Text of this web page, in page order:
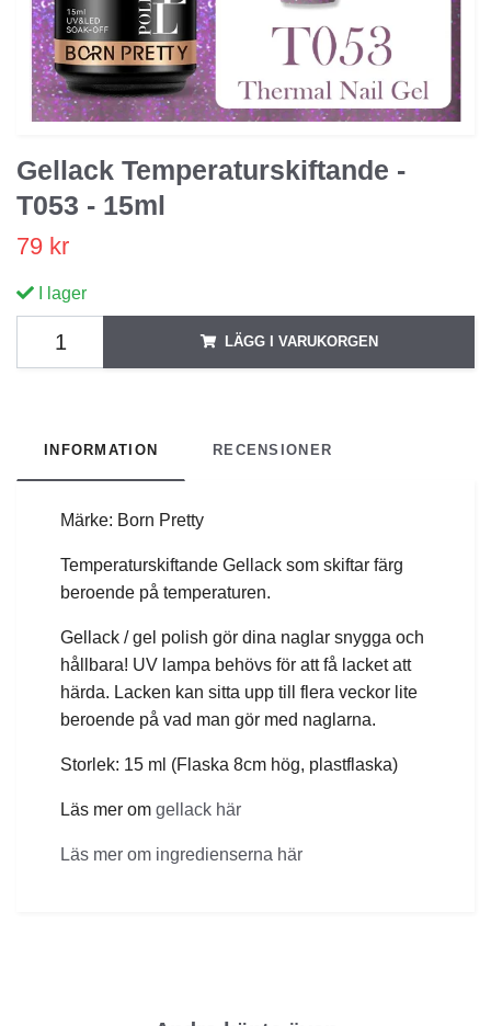
Gellack Temperaturskiftande -
T053 - 15ml
79 kr
I lager
LÄGG I VARUKORGEN
INFORMATION RECENSIONER
Märke: Born Pretty
Temperaturskiftande Gellack som skiftar färg
beroende på temperaturen.
Gellack / gel polish gör dina naglar snygga och
hållbara! UV lampa behövs för att få lacket att
härda. Lacken kan sitta upp till flera veckor lite
beroende på vad man gör med naglarna.
Storlek: 15 ml (Flaska 8cm hög, plastflaska)
Läs mer om gellack här
Läs mer om ingredienserna här